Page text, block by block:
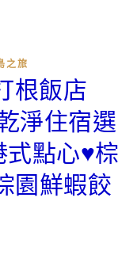
之旅
根飯店
淨住宿選
式點心♥棕
園鮮蝦餃